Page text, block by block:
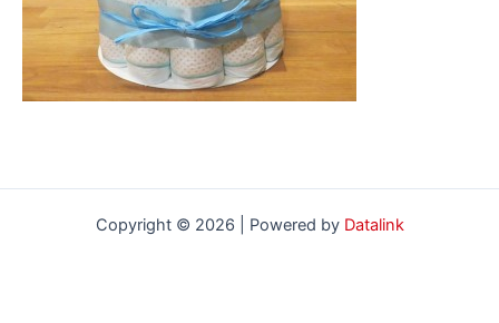
Copyright © 2026 | Powered by Datalink